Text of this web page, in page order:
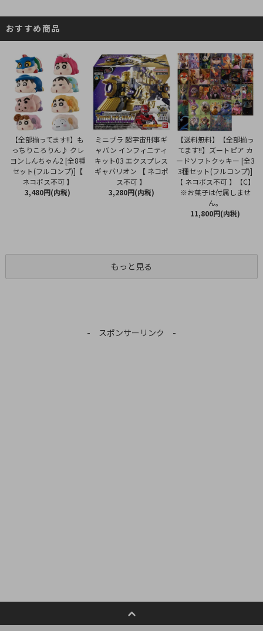
おすすめ商品
【全部揃ってます!!】も
っちりころりん♪ クレ
ヨンしんちゃん2 [全8種
セット(フルコンプ)]【
ネコポス不可 】
3,480円(内税)
ミニプラ 超宇宙刑事ギ
ャバン インフィニティ
キット03 エクスプレス
ギャバリオン 【 ネコポ
ス不可 】
3,280円(内税)
【送料無料】【全部揃っ
てます!!】ズートピア カ
ードソフトクッキー [全3
3種セット(フルコンプ)]
【 ネコポス不可 】【C】
※お菓子は付属しませ
ん。
11,800円(内税)
もっと見る
- スポンサーリンク -